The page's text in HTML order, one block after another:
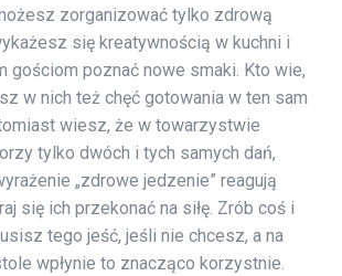
zorganizować tylko zdrową
się kreatywnością w kuchni i
poznać nowe smaki. Kto wie,
w nich też chęć gotowania w ten sam
wiesz, że w towarzystwie
tylko dwóch i tych samych dań,
„zdrowe jedzenie” reagują
się ich przekonać na siłę. Zrób coś i
tego jeść, jeśli nie chcesz, a na
wpłynie to znacząco korzystnie.